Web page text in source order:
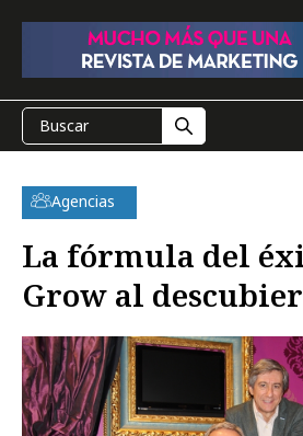
Agencias
La fórmula del
Grow al